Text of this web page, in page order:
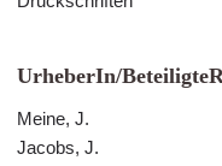
UrheberIn/
Meine, J.
Jacobs, J.